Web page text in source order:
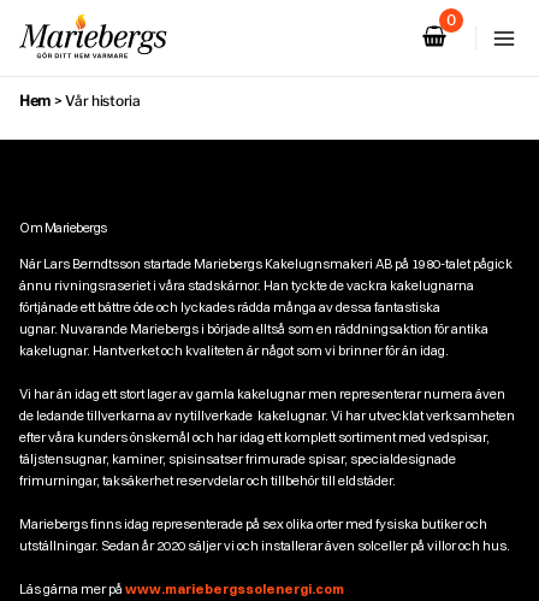
innehåll
Hem >Vår historia
Om Mariebergs
När Lars Berndtsson startade Mariebergs Kakelugnsmakeri AB på 1980-talet pågick
ännu rivningsraseriet i våra stadskärnor. Han tyckte de vackra kakelugnarna
förtjänade ett bättre öde och lyckades rädda många av dessa fantastiska
ugnar. Nuvarande Mariebergs i började alltså som en räddningsaktion för antika
kakelugnar. Hantverket och kvaliteten är något som vi brinner för än idag.
Vi har än idag ett stort lager av gamla kakelugnar men representerar numera även
de ledande tillverkarna av nytillverkade kakelugnar. Vi har utvecklat verksamheten
efter våra kunders önskemål och har idag ett komplett sortiment med vedspisar,
täljstensugnar, kaminer, spisinsatser frimurade spisar, specialdesignade
frimurningar, taksäkerhet reservdelar och tillbehör till eldstäder.
Mariebergs finns idag representerade på sex olika orter med fysiska butiker och
utställningar. Sedan år 2020 säljer vi och installerar även solceller på villor och hus.
Läs gärna mer på www.mariebergssolenergi.com